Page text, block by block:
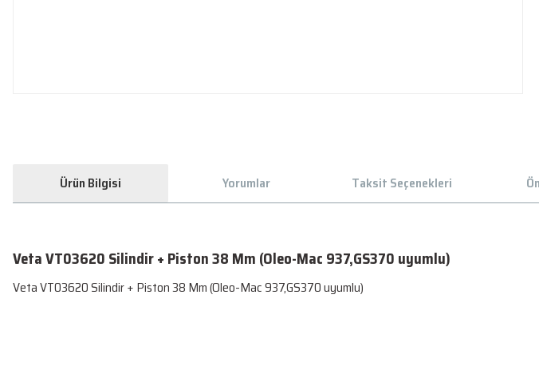
Ürün Bilgisi Yorumlar Taksit Seçenekleri
Veta VT03620 Silindir + Piston 38 Mm (Oleo-Mac 937,GS370 uyumlu)
Veta VT03620 Silindir + Piston 38 Mm (Oleo-Mac 937,GS370 uyumlu)